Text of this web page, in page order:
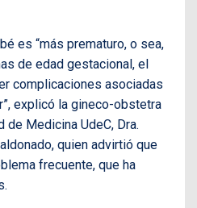
es “más prematuro, o sea,
de edad gestacional, el
complicaciones asociadas
explicó la gineco-obstetra
de Medicina UdeC, Dra.
quien advirtió que
frecuente, que ha